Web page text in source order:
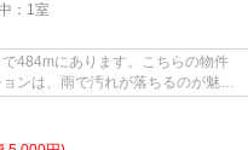
： 1室
484mにあります。こちらの物件
ンは、雨で汚れが落ちるのが魅力